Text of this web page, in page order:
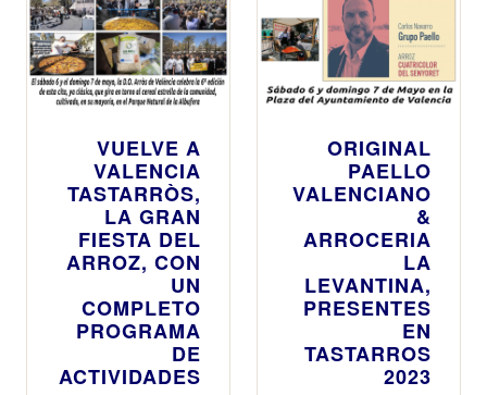
VUELVE A
VALENCIA
TASTARRÒS,
LA GRAN
FIESTA DEL
ARROZ, CON
UN
COMPLETO
PROGRAMA
DE
ACTIVIDADES
ORIGINAL
PAELLO
VALENCIANO
&
ARROCERIA
LA
LEVANTINA,
PRESENTES
EN
TASTARROS
2023